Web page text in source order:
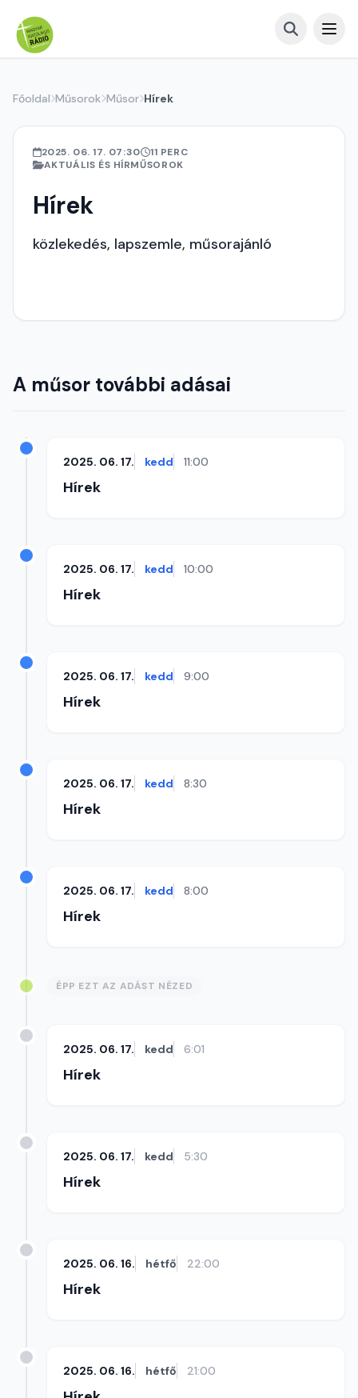
Főoldal Műsorok Műsor Hírek
2025. 06. 17. 07:30
11 PERC
AKTUÁLIS ÉS HÍRMŰSOROK
Hírek
közlekedés, lapszemle, műsorajánló
A műsor további adásai
2025. 06. 17. kedd 11:00
Hírek
2025. 06. 17. kedd 10:00
Hírek
2025. 06. 17. kedd 9:00
Hírek
2025. 06. 17. kedd 8:30
Hírek
2025. 06. 17. kedd 8:00
Hírek
ÉPP EZT AZ ADÁST NÉZED
2025. 06. 17. kedd 6:01
Hírek
2025. 06. 17. kedd 5:30
Hírek
2025. 06. 16. hétfő 22:00
Hírek
2025. 06. 16. hétfő 21:00